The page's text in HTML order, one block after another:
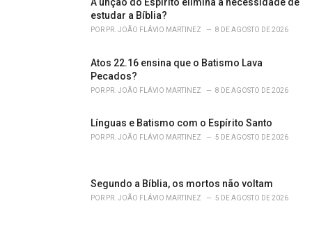
estudar a Bíblia?
POR PR. JOÃO FLÁVIO MARTINEZ 8 DE AGOSTO DE 2026
Atos 22.16 ensina que o Batismo Lava
Pecados?
POR PR. JOÃO FLÁVIO MARTINEZ 8 DE AGOSTO DE 2026
Línguas e Batismo com o Espírito Santo
POR PR. JOÃO FLÁVIO MARTINEZ 5 DE AGOSTO DE 2026
Segundo a Bíblia, os mortos não voltam
POR PR. JOÃO FLÁVIO MARTINEZ 5 DE AGOSTO DE 2026